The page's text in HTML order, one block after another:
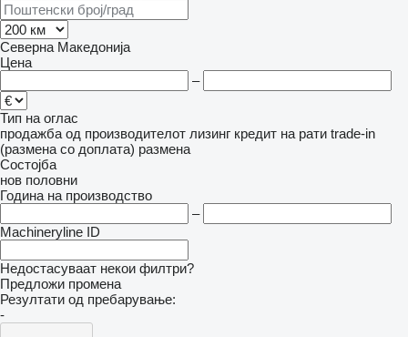
Северна Македонија
Цена
–
Тип на оглас
продажба од производителот лизинг кредит на рати trade-in
(размена со доплата) размена
Состојба
нов половни
Година на производство
–
Machineryline ID
Недостасуваат некои филтри?
Предложи промена
Резултати од пребарување:
-